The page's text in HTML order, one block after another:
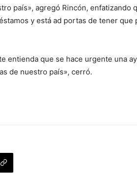
país», agregó Rincón, enfatizando
y está ad portas de tener que
entienda que se hace urgente una
de nuestro país», cerró.